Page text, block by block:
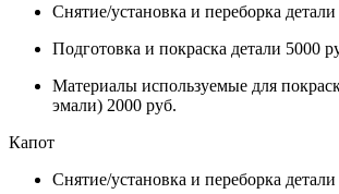
Снятие/установка и переборка
Подготовка и покраска детали 5000
Материалы используемые для
эмали) 2000 руб.
Капот
Снятие/установка и переборка